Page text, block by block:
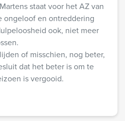
staat voor het AZ van
ongeloof en ontreddering
ook, niet meer
of misschien, nog beter,
dat het beter is om te
is vergooid.